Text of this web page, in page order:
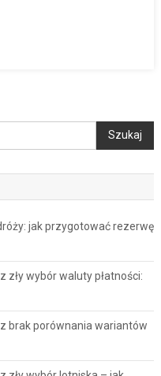
Szukaj
jak przygotować rezerwę
zły wybór waluty płatności:
brak porównania wariantów